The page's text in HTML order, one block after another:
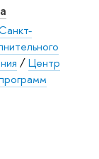
/Центр